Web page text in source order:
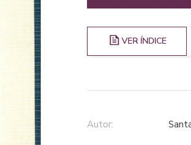
VER ÍNDICE
Autor: